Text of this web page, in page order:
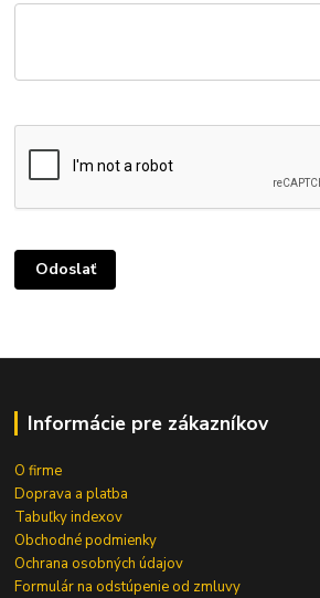
Informácie pre zákazníkov
O firme
Doprava a platba
Tabuľky indexov
Obchodné podmienky
Ochrana osobných údajov
Formulár na odstúpenie od zmluvy